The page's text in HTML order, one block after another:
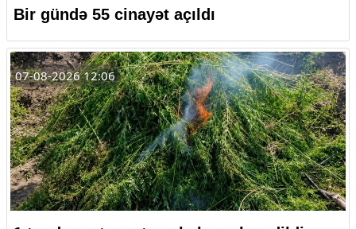
Bir gündə 55 cinayət açıldı
07-08-2026 12:06